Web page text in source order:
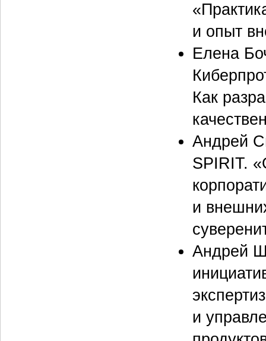
и опыт
Елена
Как
Андрей
SPIRIT.
и
Андрей
и